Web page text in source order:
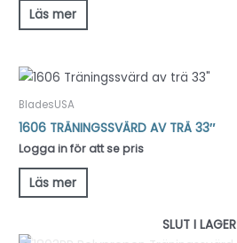
Läs mer
BladesUSA
1606 TRÄNINGSSVÄRD AV TRÄ 33″
Logga in för att se pris
Läs mer
SLUT I LAGER